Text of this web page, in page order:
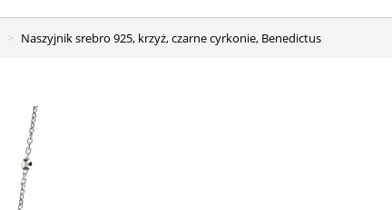
Naszyjnik srebro 925, krzyż, czarne cyrkonie, Benedictus